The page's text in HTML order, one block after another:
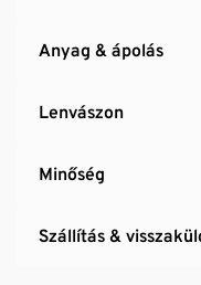
Anyag & ápolás
Lenvászon
Minőség
Szállítás &